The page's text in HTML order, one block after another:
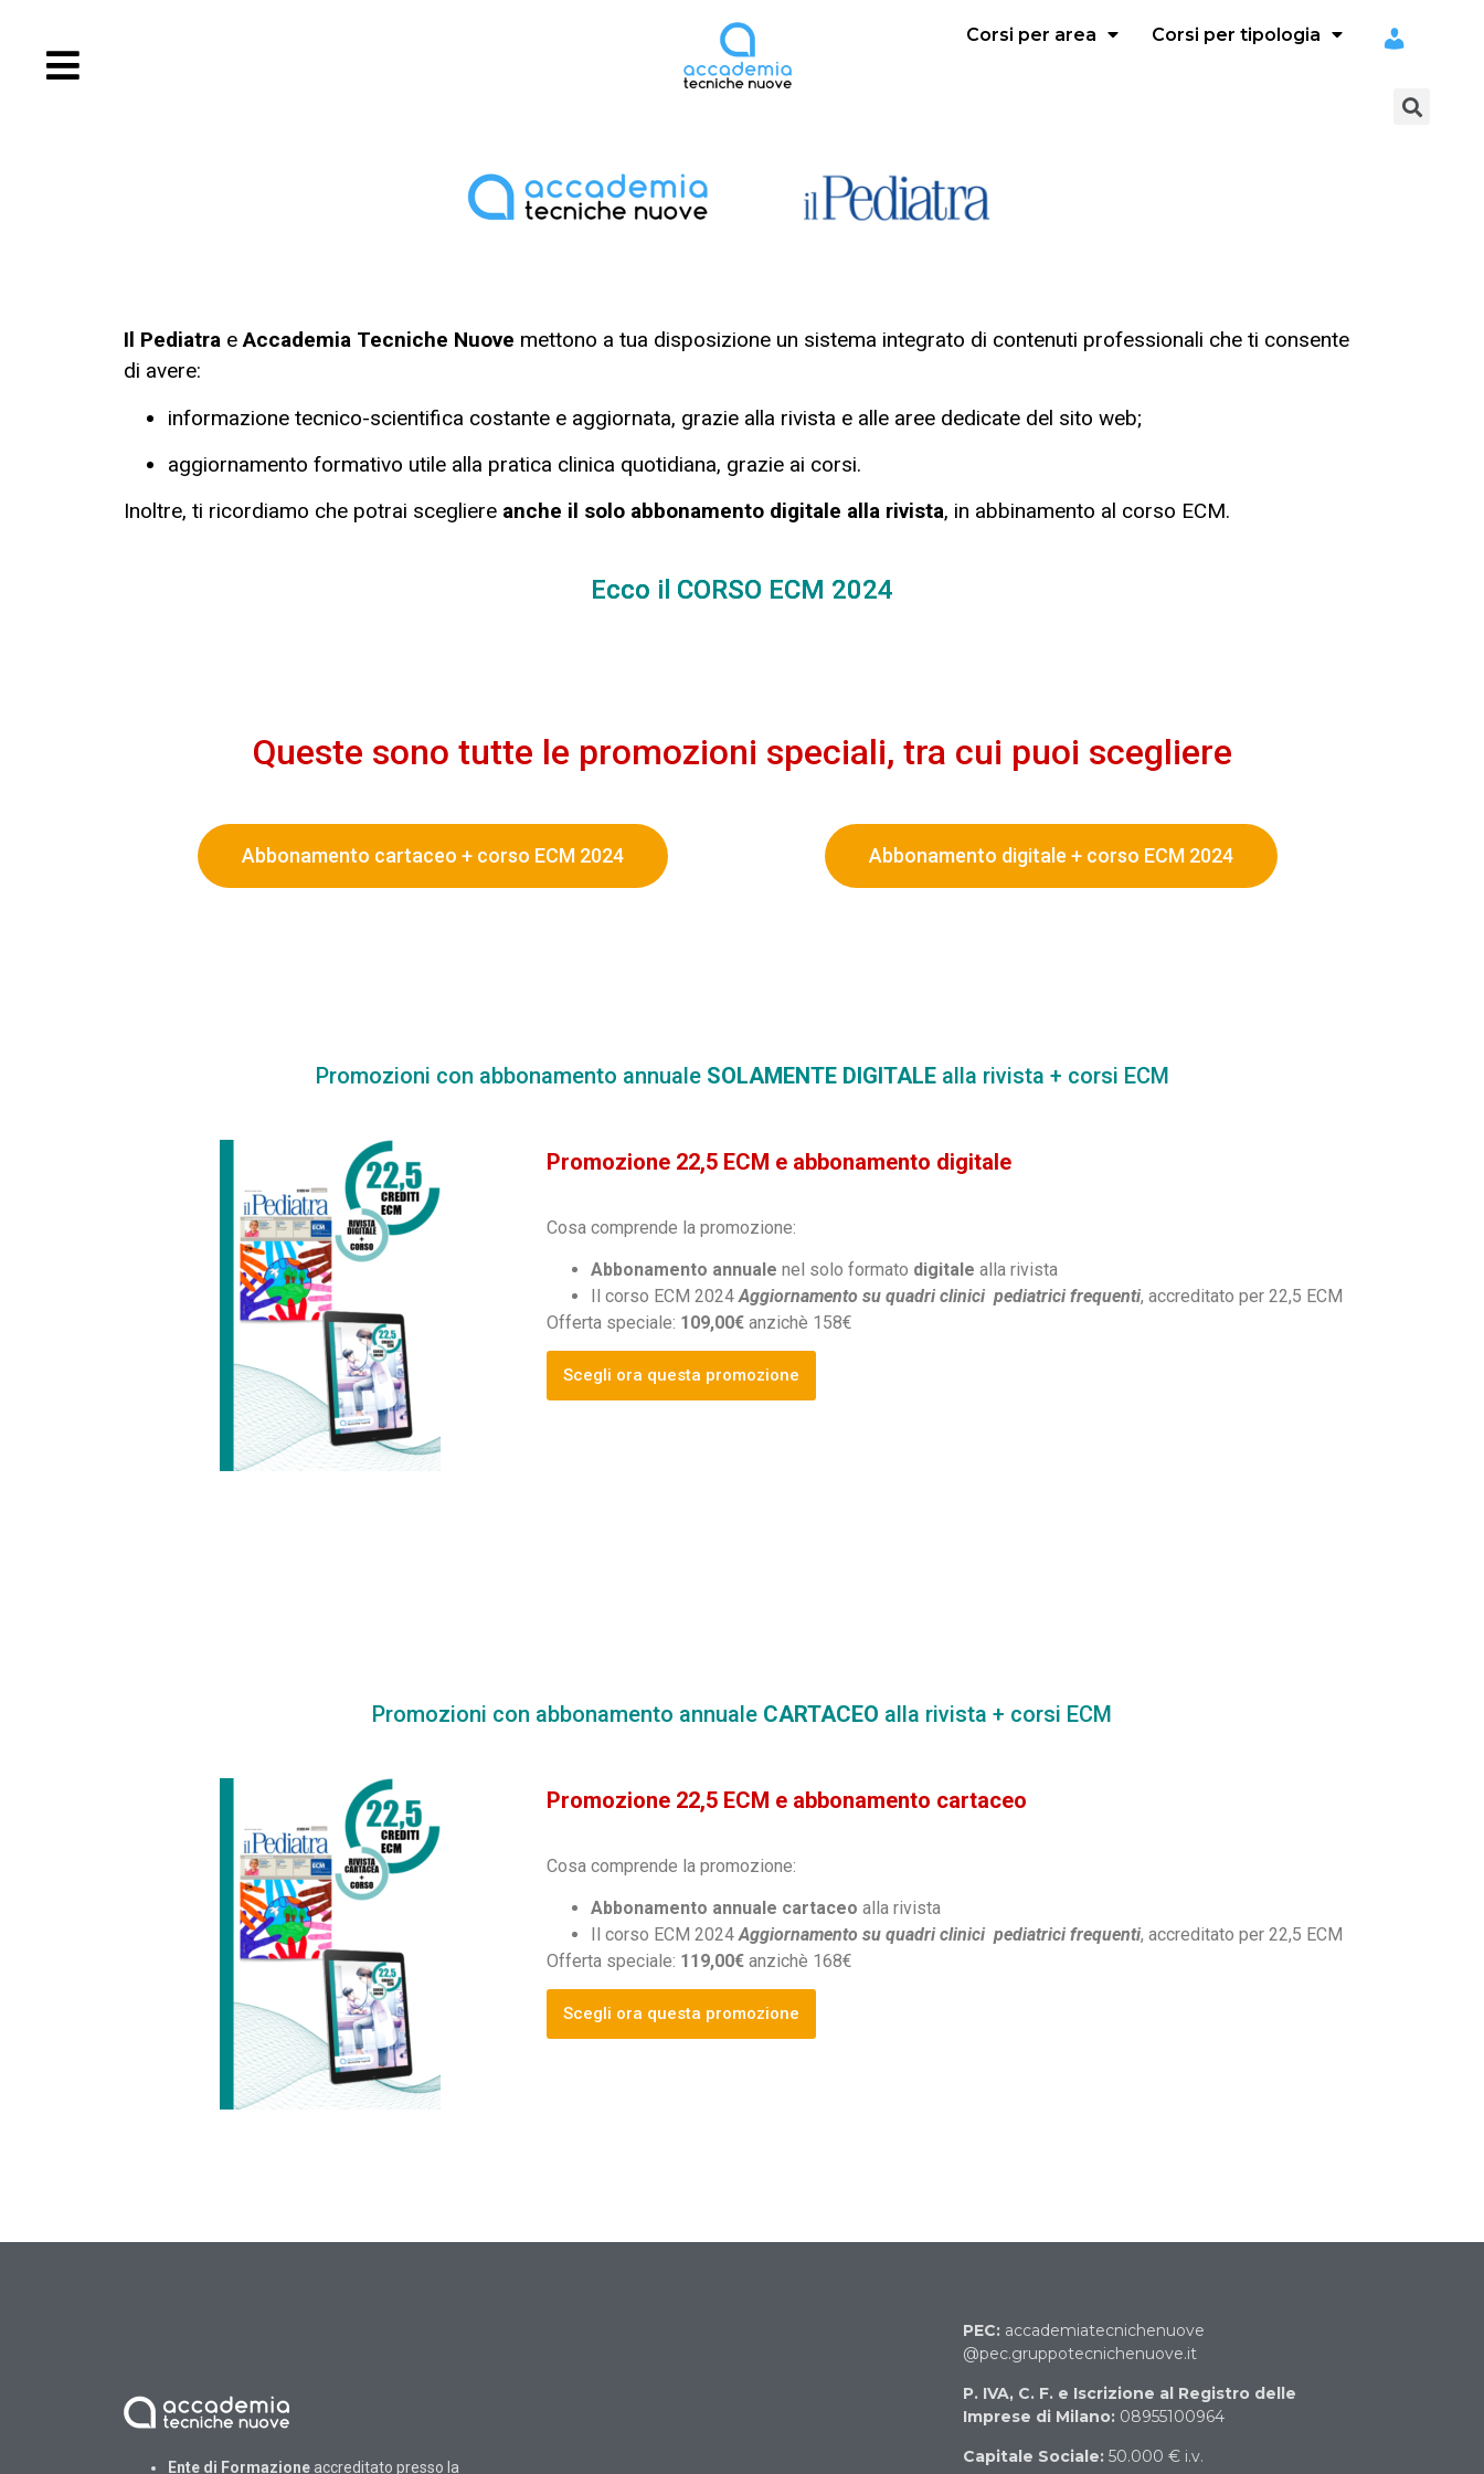
Corsi per area Corsi per tipologia
Il Pediatra eAccademia Tecniche Nuove mettono a tua disposizione un sistema integrato di contenuti professionali che ti consente
di avere:
informazione tecnico-scientifica costante e aggiornata, grazie alla rivista e alle aree dedicate del sito web;
aggiornamento formativo utile alla pratica clinica quotidiana, grazie ai corsi.
Inoltre, ti ricordiamo che potrai scegliere anche il solo abbonamento digitale alla rivista, in abbinamento al corso ECM.
Ecco il CORSO ECM 2024
Queste sono tutte le promozioni speciali, tra cui puoi scegliere
Abbonamento cartaceo + corso ECM 2024 Abbonamento digitale + corso ECM 2024
Promozioni con abbonamento annualeSOLAMENTE DIGITALE alla rivista + corsi ECM
Promozione 22,5 ECM e abbonamento digitale
Cosa comprende la promozione:
Abbonamento annuale nel solo formato digitale alla rivista
Il corso ECM 2024Aggiornamento su quadri clinici pediatrici frequenti, accreditato per 22,5 ECM
Offerta speciale: 109,00€ anzichè 158€
Scegli ora questa promozione
Promozioni con abbonamento annuale CARTACEO alla rivista + corsi ECM
Promozione 22,5 ECM e abbonamento cartaceo
Cosa comprende la promozione:
Abbonamento annuale cartaceoalla rivista
Il corso ECM 2024Aggiornamento su quadri clinici pediatrici frequenti, accreditato per 22,5 ECM
Offerta speciale: 119,00€ anzichè 168€
Scegli ora questa promozione
Ente di Formazione accreditato presso la
PEC:accademiatecnichenuove
@pec.gruppotecnichenuove.it
P. IVA, C. F. e Iscrizione al Registro delle
Imprese di Milano:08955100964
Capitale Sociale:50.000 € i.v.